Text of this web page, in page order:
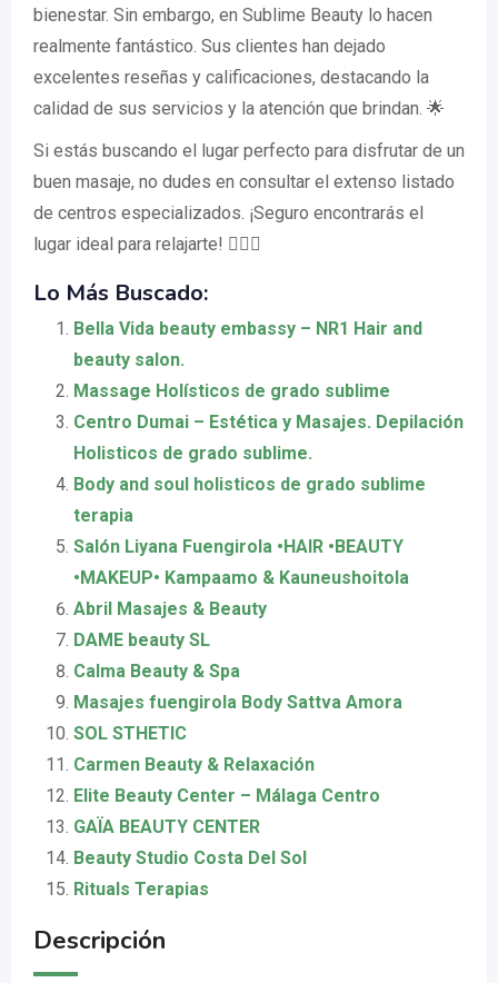
bienestar. Sin embargo, en Sublime Beauty lo hacen
realmente fantástico. Sus clientes han dejado
excelentes reseñas y calificaciones, destacando la
calidad de sus servicios y la atención que brindan. 🌟
Si estás buscando el lugar perfecto para disfrutar de un
buen masaje, no dudes en consultar el extenso listado
de centros especializados. ¡Seguro encontrarás el
lugar ideal para relajarte! 💆‍♀️✨
Lo Más Buscado:
Bella Vida beauty embassy – NR1 Hair and
beauty salon.
Massage Holísticos de grado sublime
Centro Dumai – Estética y Masajes. Depilación
Holisticos de grado sublime.
Body and soul holisticos de grado sublime
terapia
Salón Liyana Fuengirola •HAIR •BEAUTY
•MAKEUP• Kampaamo & Kauneushoitola
Abril Masajes & Beauty
DAME beauty SL
Calma Beauty & Spa
Masajes fuengirola Body Sattva Amora
SOL STHETIC
Carmen Beauty & Relaxación
Elite Beauty Center – Málaga Centro
GAÏA BEAUTY CENTER
Beauty Studio Costa Del Sol
Rituals Terapias
Descripción